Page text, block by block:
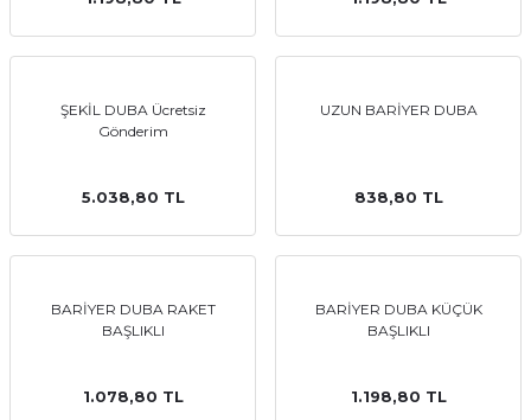
ŞEKİL DUBA Ücretsiz
Gönderim
5.038,80 TL
UZUN BARİYER DUBA
838,80 TL
BARİYER DUBA RAKET
BAŞLIKLI
1.078,80 TL
BARİYER DUBA KÜÇÜK
BAŞLIKLI
1.198,80 TL